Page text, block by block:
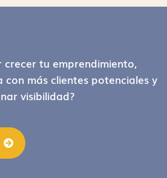
crecer tu emprendimiento,
más clientes potenciales y
visibilidad?